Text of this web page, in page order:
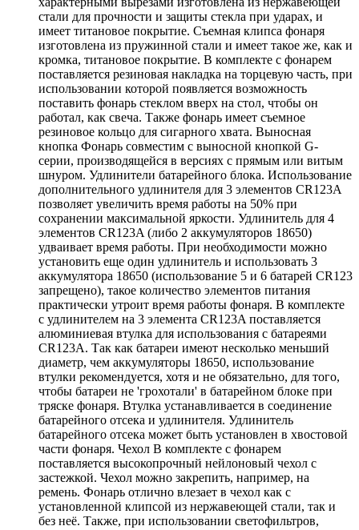
стали для прочности и защиты стекла при ударах, и
имеет титановое покрытие. Съемная клипса фонаря
изготовлена из пружинной стали и имеет такое же, как и
кромка, титановое покрытие. В комплекте с фонарем
поставляется резиновая накладка на торцевую часть, при
использовании которой появляется возможность
поставить фонарь стеклом вверх на стол, чтобы он
работал, как свеча. Также фонарь имеет съемное
резиновое кольцо для сигарного хвата. Выносная
кнопка Фонарь совместим с выносной кнопкой G-
серии, производящейся в версиях с прямым или витым
шнуром. Удлинители батарейного блока. Использование
дополнительного удлинителя для 3 элементов CR123A
позволяет увеличить время работы на 50% при
сохранении максимальной яркости. Удлинитель для 4
элементов CR123A (либо 2 аккумуляторов 18650)
удваивает время работы. При необходимости можно
установить еще один удлинитель и использовать 3
аккумулятора 18650 (использование 5 и 6 батарей CR123
запрещено), такое количество элементов питания
практически утроит время работы фонаря. В комплекте
с удлинителем на 3 элемента CR123A поставляется
алюминиевая втулка для использования с батареями
CR123A. Так как батареи имеют несколько меньший
диаметр, чем аккумуляторы 18650, использование
втулки рекомендуется, хотя и не обязательно, для того,
чтобы батареи не 'грохотали' в батарейном блоке при
тряске фонаря. Втулка устанавливается в соединение
батарейного отсека и удлинителя. Удлинитель
батарейного отсека может быть установлен в хвостовой
части фонаря. Чехол В комплекте с фонарем
поставляется высокопрочный нейлоновый чехол с
застежкой. Чехол можно закрепить, например, на
ремень. Фонарь отлично влезает в чехол как с
установленной клипсой из нержавеющей стали, так и
без неё. Также, при использовании светофильтров,